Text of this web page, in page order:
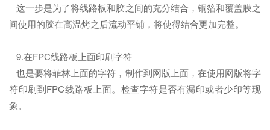
这一步是为了将线路板和胶之间的充分结合，铜箔和覆盖膜之
间使用的胶在高温烤之后流动平铺，将使得结合更加完整。
9.在FPC线路板上面印刷字符
也是要将菲林上面的字符，制作到网版上面，在使用网版将字
符印刷到FPC线路板上面。检查字符是否有漏印或者少印等现
象。